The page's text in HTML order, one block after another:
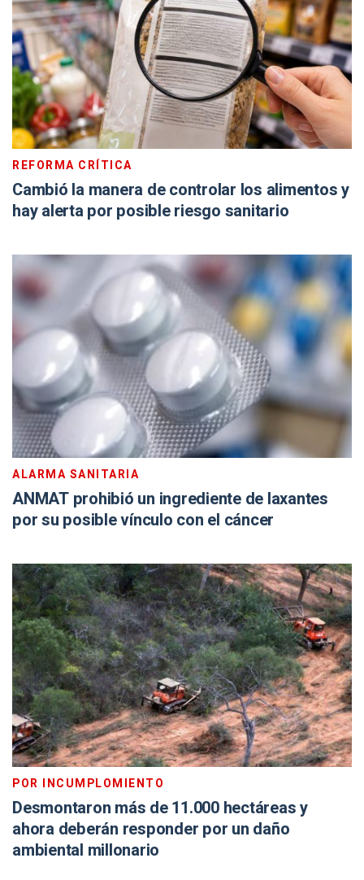
REFORMA CRÍTICA
Cambió la manera de controlar los alimentos y
hay alerta por posible riesgo sanitario
ALARMA SANITARIA
ANMAT prohibió un ingrediente de laxantes
por su posible vínculo con el cáncer
POR INCUMPLOMIENTO
Desmontaron más de 11.000 hectáreas y
ahora deberán responder por un daño
ambiental millonario